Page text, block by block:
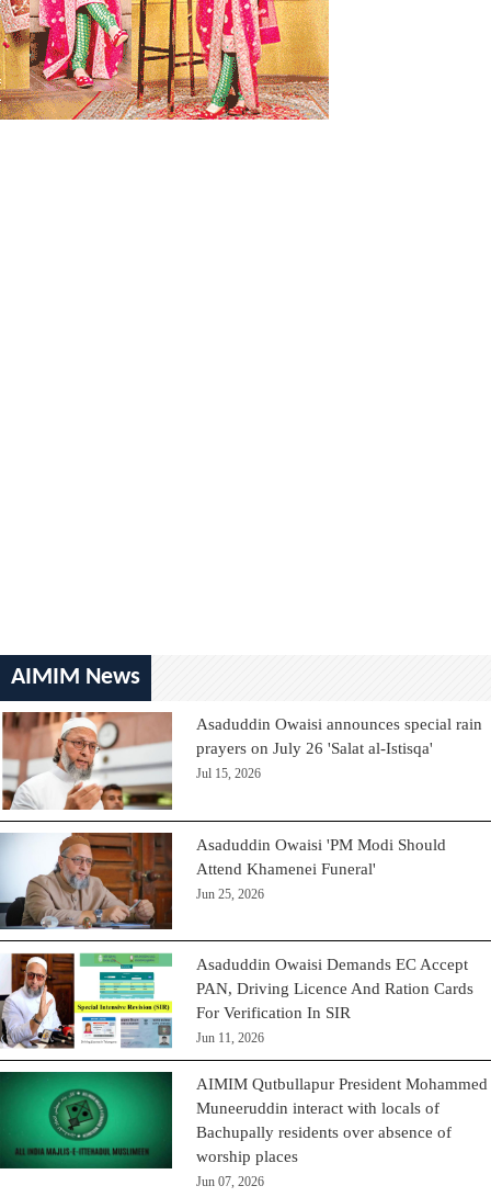
AIMIM News
Asaduddin Owaisi announces special rain
prayers on July 26 'Salat al-Istisqa'
Jul 15, 2026
Asaduddin Owaisi 'PM Modi Should
Attend Khamenei Funeral'
Jun 25, 2026
Asaduddin Owaisi Demands EC Accept
PAN, Driving Licence And Ration Cards
For Verification In SIR
Jun 11, 2026
AIMIM Qutbullapur President Mohammed
Muneeruddin interact with locals of
Bachupally residents over absence of
worship places
Jun 07, 2026